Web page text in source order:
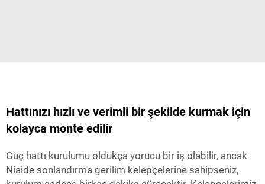
Hattınızı hızlı ve verimli bir şekilde kurmak için
kolayca monte edilir
Güç hattı kurulumu oldukça yorucu bir iş olabilir, ancak
Niaide sonlandırma gerilim kelepçelerine sahipseniz,